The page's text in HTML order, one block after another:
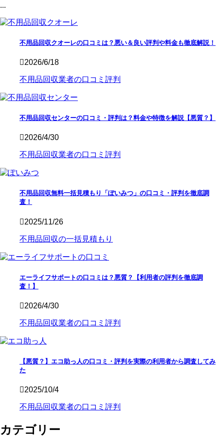
...
不用品回収クオーレの口コミは？悪い＆良い評判や料金も徹底解説！
2026/6/18
不用品回収業者の口コミ評判
不用品回収センターの口コミ・評判は？料金や特徴を解説【悪質？】
2026/4/30
不用品回収業者の口コミ評判
不用品回収無料一括見積もり「ぽいみつ」の口コミ・評判を徹底調
査！
2025/11/26
不用品回収の一括見積もり
エーライフサポートの口コミは？悪質？【利用者の評判を徹底調
査！】
2026/4/30
不用品回収業者の口コミ評判
【悪質？】エコ助っ人の口コミ・評判を実際の利用者から調査してみ
た
2025/10/4
不用品回収業者の口コミ評判
カテゴリー